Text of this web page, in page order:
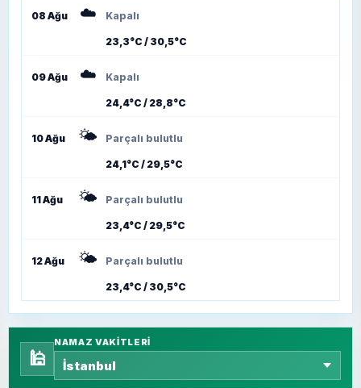
08 Ağu ☁️ Kapalı
23,3°C / 30,5°C
09 Ağu ☁️ Kapalı
24,4°C / 28,8°C
10 Ağu 🌤️ Parçalı bulutlu
24,1°C / 29,5°C
11 Ağu 🌤️ Parçalı bulutlu
23,4°C / 29,5°C
12 Ağu 🌤️ Parçalı bulutlu
23,4°C / 30,5°C
🕌
NAMAZ VAKITLERI